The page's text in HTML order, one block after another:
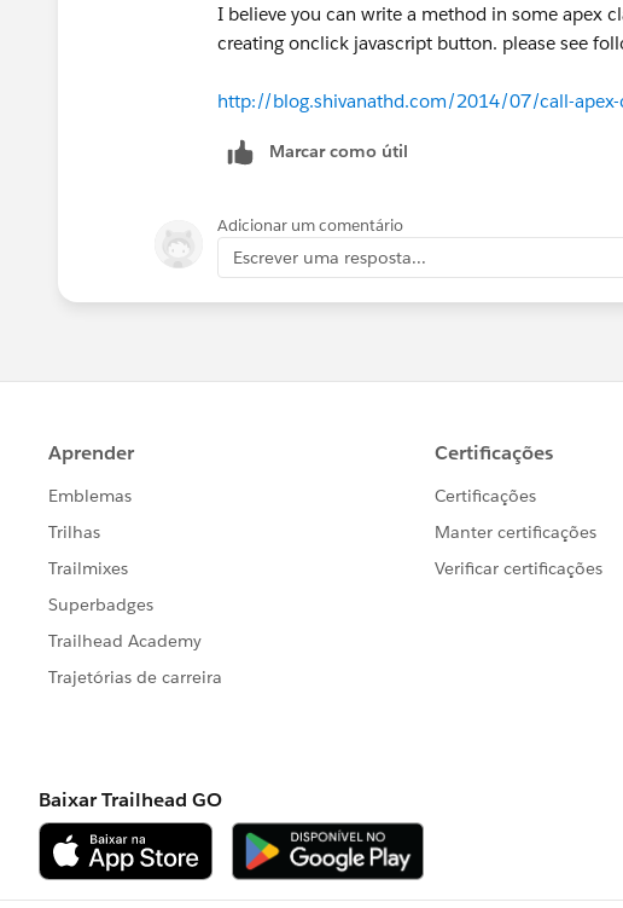
I believe you can write a method in some apex
creating onclick javascript button. please see
http://blog.shivanathd.com/2014/07/call-
Marcar como útil
Adicionar um comentário
Escrever uma resposta...